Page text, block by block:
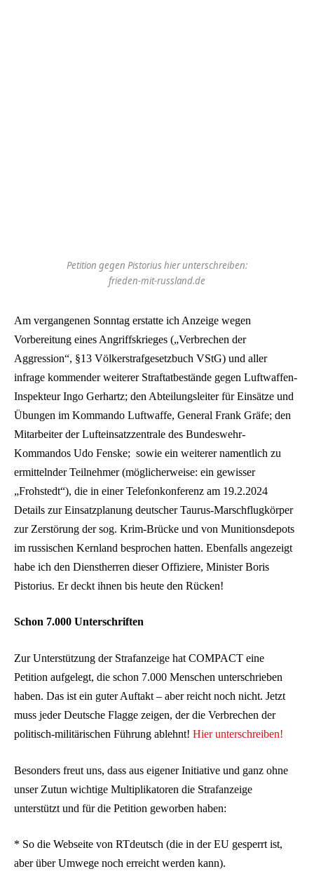
Petition gegen Pistorius hier unterschreiben:
frieden-mit-russland.de
Am vergangenen Sonntag erstatte ich Anzeige wegen
Vorbereitung eines Angriffskrieges („Verbrechen der
Aggression“, §13 Völkerstrafgesetzbuch VStG) und aller
infrage kommender weiterer Straftatbestände gegen Luftwaffen-
Inspekteur Ingo Gerhartz; den Abteilungsleiter für Einsätze und
Übungen im Kommando Luftwaffe, General Frank Gräfe; den
Mitarbeiter der Lufteinsatzzentrale des Bundeswehr-
Kommandos Udo Fenske; sowie ein weiterer namentlich zu
ermittelnder Teilnehmer (möglicherweise: ein gewisser
„Frohstedt“), die in einer Telefonkonferenz am 19.2.2024
Details zur Einsatzplanung deutscher Taurus-Marschflugkörper
zur Zerstörung der sog. Krim-Brücke und von Munitionsdepots
im russischen Kernland besprochen hatten. Ebenfalls angezeigt
habe ich den Dienstherren dieser Offiziere, Minister Boris
Pistorius. Er deckt ihnen bis heute den Rücken!
Schon 7.000 Unterschriften
Zur Unterstützung der Strafanzeige hat COMPACT eine
Petition aufgelegt, die schon 7.000 Menschen unterschrieben
haben. Das ist ein guter Auftakt – aber reicht noch nicht. Jetzt
muss jeder Deutsche Flagge zeigen, der die Verbrechen der
politisch-militärischen Führung ablehnt! Hier unterschreiben!
Besonders freut uns, dass aus eigener Initiative und ganz ohne
unser Zutun wichtige Multiplikatoren die Strafanzeige
unterstützt und für die Petition geworben haben:
* So die Webseite von RTdeutsch (die in der EU gesperrt ist,
aber über Umwege noch erreicht werden kann).